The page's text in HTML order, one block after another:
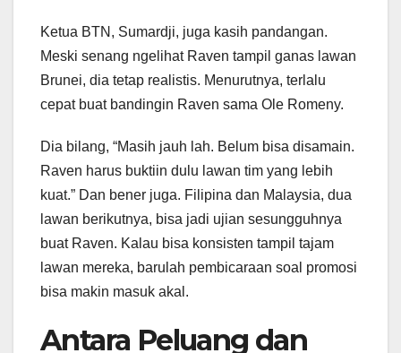
Ketua BTN, Sumardji, juga kasih pandangan.
Meski senang ngelihat Raven tampil ganas lawan
Brunei, dia tetap realistis. Menurutnya, terlalu
cepat buat bandingin Raven sama Ole Romeny.
Dia bilang, “Masih jauh lah. Belum bisa disamain.
Raven harus buktiin dulu lawan tim yang lebih
kuat.” Dan bener juga. Filipina dan Malaysia, dua
lawan berikutnya, bisa jadi ujian sesungguhnya
buat Raven. Kalau bisa konsisten tampil tajam
lawan mereka, barulah pembicaraan soal promosi
bisa makin masuk akal.
Antara Peluang dan